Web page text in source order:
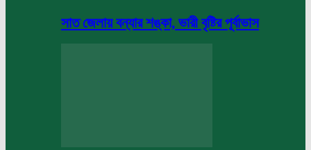
সাত জেলায় বন্যার শঙ্কা, ভারী বৃষ্টির পূর্বাভাস